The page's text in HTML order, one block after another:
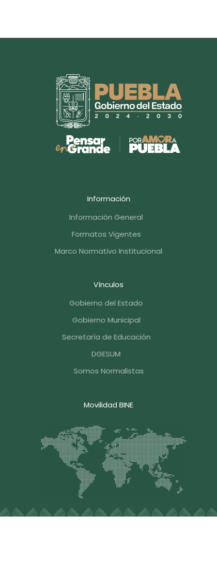
Información
Información General
Formatos Vigentes
Marco Normativo Institucional
Vínculos
Gobierno del Estado
Gobierno Municipal
Secretaría de Educación
DGESUM
Somos Normalistas
Movilidad BINE